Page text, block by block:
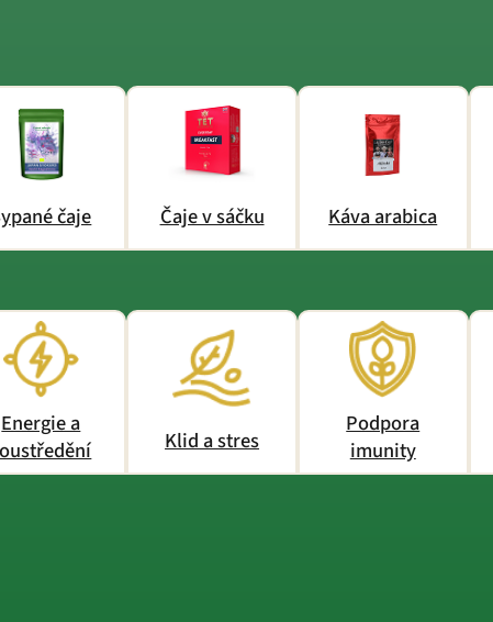
čaje Čaje v sáčku Káva arabica
Energie a
Klid a stres
Podpora
imunity